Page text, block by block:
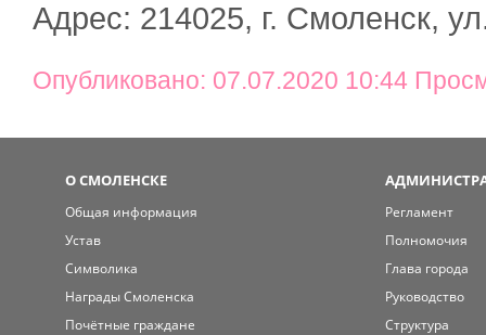
Адрес: 214025, г. Смоленск,
Опубликовано: 07.07.2020 10:44
О СМОЛЕНСКЕ
Общая информация
Устав
Символика
Награды Смоленска
Почётные граждане
Регламент
Полномочия
Глава города
Руководство
Структура